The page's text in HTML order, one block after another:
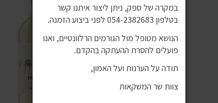
במקרה של ספק, ניתן ליצור איתנו קשר
בטלפון 054-2382683 לפני ביצוע הזמנה.
הנושא מטופל מול הגורמים הרלוונטיים, ואנו
פועלים להסרת ההעתקה בהקדם.
תודה על הערנות ועל האמון,
צוות שר המשקאות